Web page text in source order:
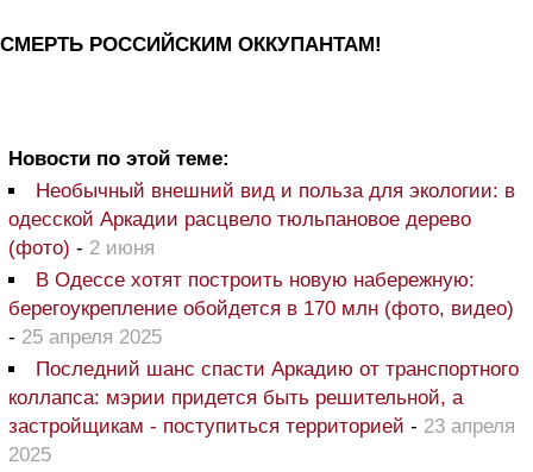
СМЕРТЬ РОССИЙСКИМ ОККУПАНТАМ!
Новости по этой теме:
Необычный внешний вид и польза для экологии: в
одесской Аркадии расцвело тюльпановое дерево
(фото) - 2 июня
В Одессе хотят построить новую набережную:
берегоукрепление обойдется в 170 млн (фото, видео)
- 25 апреля 2025
Последний шанс спасти Аркадию от транспортного
коллапса: мэрии придется быть решительной, а
застройщикам - поступиться территорией - 23 апреля
2025